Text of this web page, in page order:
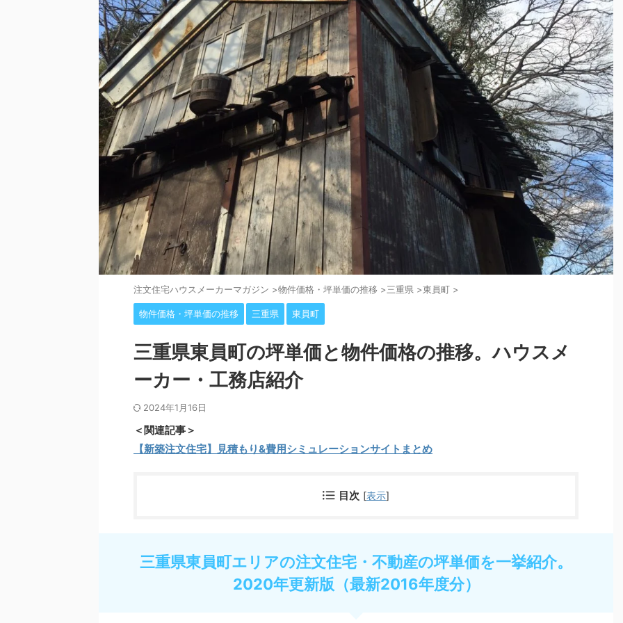
注⽂住宅ハウスメーカーマガジン >物件価格・坪単価の推移 >三重県 >東員町 >
物件価格・坪単価の推移 三重県 東員町
三重県東員町の坪単価と物件価格の推移。ハウスメ
ーカー・工務店紹介
2024年1月16日
＜関連記事＞
【新築注文住宅】見積もり&費用シミュレーションサイトまとめ
目次 [表示]
三重県東員町エリアの注文住宅・不動産の坪単価を一挙紹介。
2020年更新版（最新2016年度分）